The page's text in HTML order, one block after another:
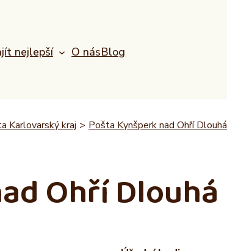
nejlepší O násBlog
Karlovarský kraj > Pošta Kynšperk nad Ohří Dlouhá
Ohří Dlouhá